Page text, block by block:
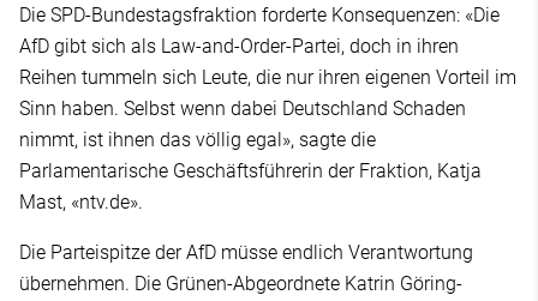
Die SPD-Bundestagsfraktion forderte Konsequenzen: «Die
AfD gibt sich als Law-and-Order-Partei, doch in ihren
Reihen tummeln sich Leute, die nur ihren eigenen Vorteil im
Sinn haben. Selbst wenn dabei Deutschland Schaden
nimmt, ist ihnen das völlig egal», sagte die
Parlamentarische Geschäftsführerin der Fraktion, Katja
Mast, «ntv.de».
Die Parteispitze der AfD müsse endlich Verantwortung
übernehmen. Die Grünen-Abgeordnete Katrin Göring-